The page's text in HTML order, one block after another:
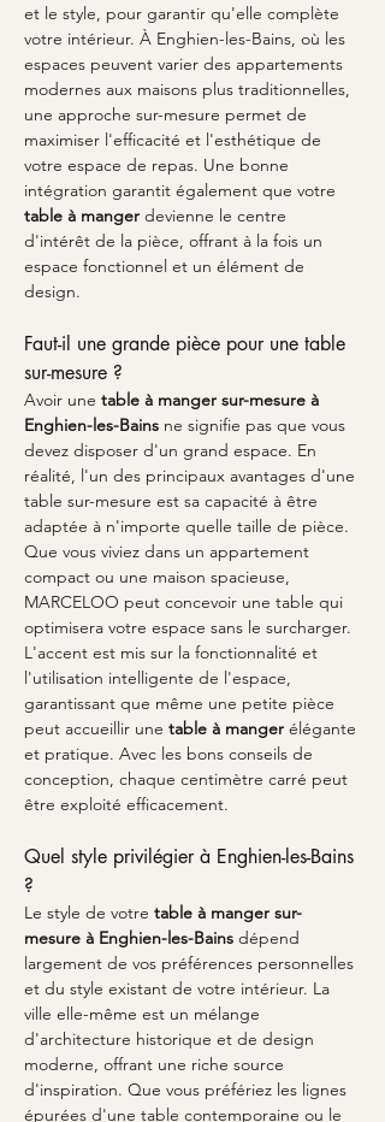
et le style, pour garantir qu'elle complète
votre intérieur. À Enghien-les-Bains, où les
espaces peuvent varier des appartements
modernes aux maisons plus traditionnelles,
une approche sur-mesure permet de
maximiser l'efficacité et l'esthétique de
votre espace de repas. Une bonne
intégration garantit également que votre
table à manger devienne le centre
d'intérêt de la pièce, offrant à la fois un
espace fonctionnel et un élément de
design.
Faut-il une grande pièce pour une table
sur-mesure ?
Avoir une table à manger sur-mesure à
Enghien-les-Bains ne signifie pas que vous
devez disposer d'un grand espace. En
réalité, l'un des principaux avantages d'une
table sur-mesure est sa capacité à être
adaptée à n'importe quelle taille de pièce.
Que vous viviez dans un appartement
compact ou une maison spacieuse,
MARCELOO peut concevoir une table qui
optimisera votre espace sans le surcharger.
L'accent est mis sur la fonctionnalité et
l'utilisation intelligente de l'espace,
garantissant que même une petite pièce
peut accueillir une table à manger élégante
et pratique. Avec les bons conseils de
conception, chaque centimètre carré peut
être exploité efficacement.
Quel style privilégier à Enghien-les-Bains
?
Le style de votre table à manger sur-
mesure à Enghien-les-Bains dépend
largement de vos préférences personnelles
et du style existant de votre intérieur. La
ville elle-même est un mélange
d'architecture historique et de design
moderne, offrant une riche source
d'inspiration. Que vous préfériez les lignes
épurées d'une table contemporaine ou le